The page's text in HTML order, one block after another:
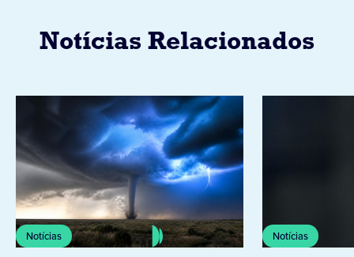
Notícias Relacionados
Notícias Notícias